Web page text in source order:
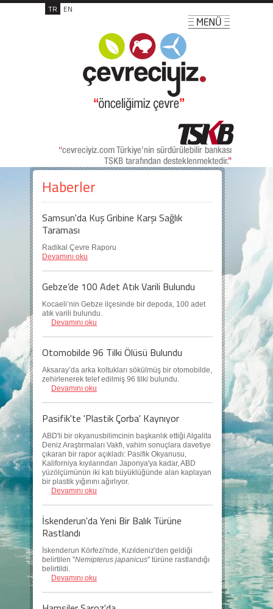
TR EN
Haberler
Samsun'da Kuş Gribine Karşı Sağlık
Taraması
Radikal Çevre Raporu
Devamını oku
Gebze’de 100 Adet Atık Varili Bulundu
Kocaeli’nin Gebze ilçesinde bir depoda, 100 adet
atık varili bulundu.
Devamını oku
Otomobilde 96 Tilki Ölüsü Bulundu
Aksaray’da arka koltukları sökülmüş bir otomobilde,
zehirlenerek telef edilmiş 96 tilki bulundu.
Devamını oku
Pasifik'te 'Plastik Çorba' Kaynıyor
ABD'li bir okyanusbilimcinin başkanlık ettiği Algalita
Deniz Araştırmaları Vakfı, vahim sonuçlara davetiye
çıkaran bir rapor açıkladı: Pasifik Okyanusu,
Kaliforniya kıyılarından Japonya'ya kadar, ABD
yüzölçümünün iki katı büyüklüğünde alan kaplayan
bir plastik yığınını ağırlıyor.
Devamını oku
İskenderun'da Yeni Bir Balık Türüne
Rastlandı
İskenderun Körfezi'nde, Kızıldeniz'den geldiği
belirtilen ''Nemipterus japanicus'' türüne rastlandığı
belirtildi.
Devamını oku